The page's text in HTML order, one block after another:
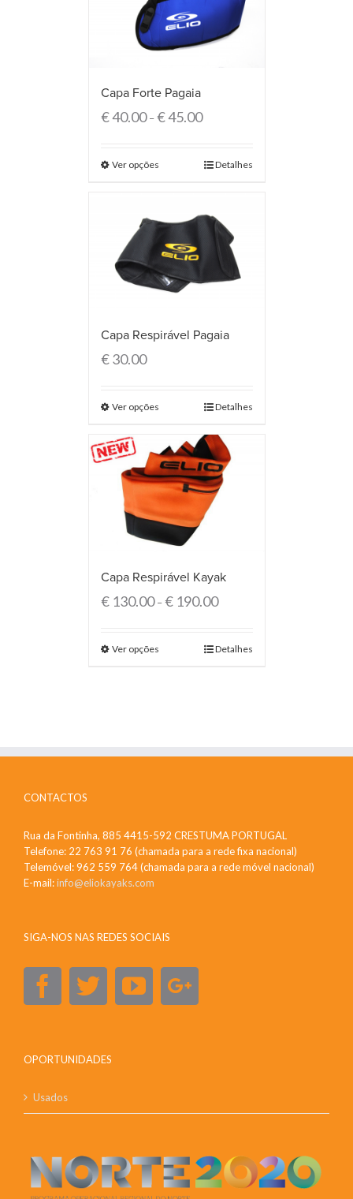
Capa Forte Pagaia
€40.00–€45.00
Ver opções Detalhes
Capa Respirável Pagaia
€30.00
Ver opções Detalhes
Capa Respirável Kayak
€130.00–€190.00
Ver opções Detalhes
CONTACTOS
Rua da Fontinha, 885 4415-592 CRESTUMA PORTUGAL
Telefone: 22 763 91 76 (chamada para a rede fixa nacional)
Telemóvel: 962 559 764 (chamada para a rede móvel nacional)
E-mail:info@eliokayaks.com
SIGA-NOS NAS REDES SOCIAIS
OPORTUNIDADES
Usados